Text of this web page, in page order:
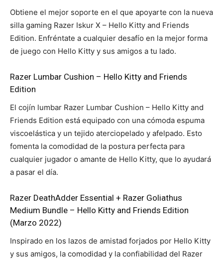
Obtiene el mejor soporte en el que apoyarte con la nueva
silla gaming Razer Iskur X – Hello Kitty and Friends
Edition. Enfréntate a cualquier desafío en la mejor forma
de juego con Hello Kitty y sus amigos a tu lado.
Razer Lumbar Cushion – Hello Kitty and Friends
Edition
El cojín lumbar Razer Lumbar Cushion – Hello Kitty and
Friends Edition está equipado con una cómoda espuma
viscoelástica y un tejido aterciopelado y afelpado. Esto
fomenta la comodidad de la postura perfecta para
cualquier jugador o amante de Hello Kitty, que lo ayudará
a pasar el día.
Razer DeathAdder Essential + Razer Goliathus
Medium Bundle – Hello Kitty and Friends Edition
(Marzo 2022)
Inspirado en los lazos de amistad forjados por Hello Kitty
y sus amigos, la comodidad y la confiabilidad del Razer